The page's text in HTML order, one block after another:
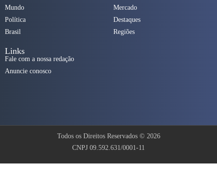
Mundo
Política
Brasil
Mercado
Destaques
Regiões
Links
Fale com a nossa redação
Anuncie conosco
Todos os Direitos Reservados © 2026
CNPJ 09.592.631/0001-11